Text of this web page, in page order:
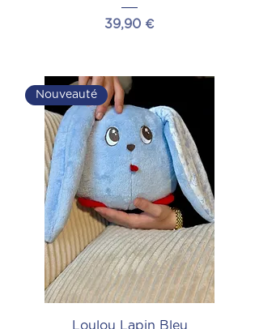
Prix
39,90 €
Nouveauté
Loulou Lapin Bleu